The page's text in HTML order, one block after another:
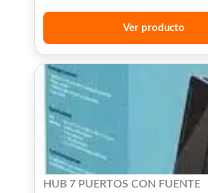
Ver producto
HUB 7 PUERTOS CON FUENTE